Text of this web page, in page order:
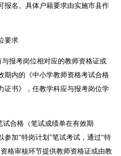
报名。具体户籍要求由实施市县作
要求
报考岗位相对应的教师资格证或
期内的《中小学教师资格考试合格
证书》，任教学科应与报考岗位学
合格（笔试成绩单在有效期
参加“特岗计划”笔试考试，通过“特
格审核环节提供教师资格证或由教